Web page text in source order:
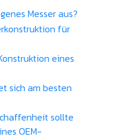
Messer aus?
für
eines
sich am besten
sollte
OEM-